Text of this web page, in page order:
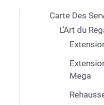
Carte Des
L’Art du
Mega